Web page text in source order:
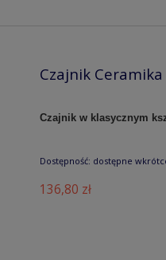
Czajnik
Czajnik w klasycznym
Dostępność: dostępne
136,80 zł